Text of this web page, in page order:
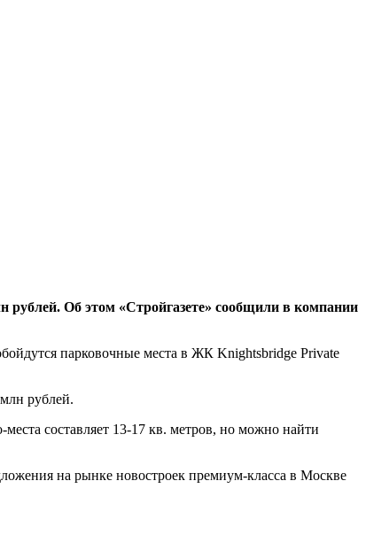
рублей. Об этом «Стройгазете» сообщили в компании
парковочные места в ЖК Knightsbridge Private
рублей.
составляет 13-17 кв. метров, но можно найти
на рынке новостроек премиум-класса в Москве